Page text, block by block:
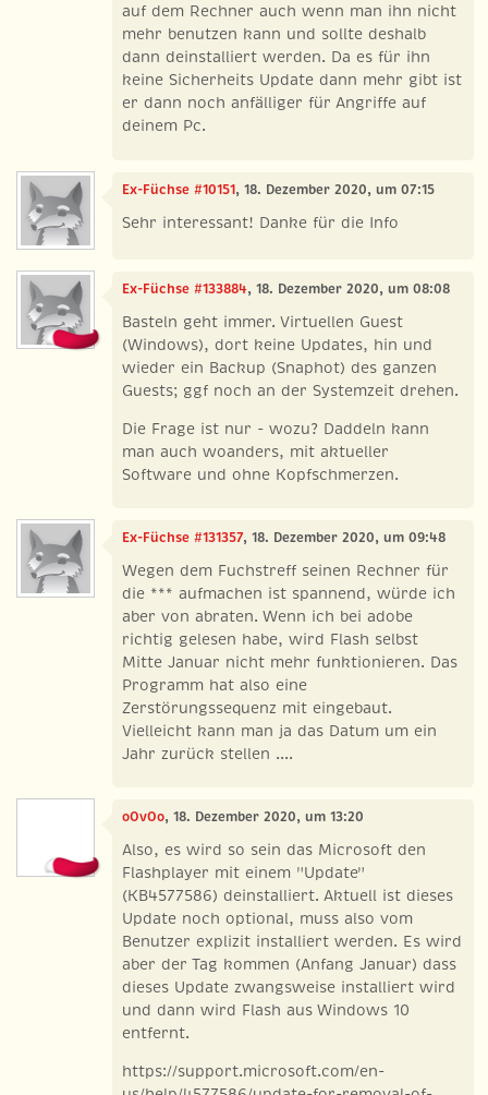
auf dem Rechner auch wenn man ihn nicht
mehr benutzen kann und sollte deshalb
dann deinstalliert werden. Da es für ihn
keine Sicherheits Update dann mehr gibt ist
er dann noch anfälliger für Angriffe auf
deinem Pc.
Ex-Füchse #10151, 18. Dezember 2020, um 07:15
Sehr interessant! Danke für die Info
Ex-Füchse #133884, 18. Dezember 2020, um 08:08
Basteln geht immer. Virtuellen Guest
(Windows), dort keine Updates, hin und
wieder ein Backup (Snaphot) des ganzen
Guests; ggf noch an der Systemzeit drehen.
Die Frage ist nur - wozu? Daddeln kann
man auch woanders, mit aktueller
Software und ohne Kopfschmerzen.
Ex-Füchse #131357, 18. Dezember 2020, um 09:48
Wegen dem Fuchstreff seinen Rechner für
die *** aufmachen ist spannend, würde ich
aber von abraten. Wenn ich bei adobe
richtig gelesen habe, wird Flash selbst
Mitte Januar nicht mehr funktionieren. Das
Programm hat also eine
Zerstörungssequenz mit eingebaut.
Vielleicht kann man ja das Datum um ein
Jahr zurück stellen ....
oOvOo, 18. Dezember 2020, um 13:20
Also, es wird so sein das Microsoft den
Flashplayer mit einem "Update"
(KB4577586) deinstalliert. Aktuell ist dieses
Update noch optional, muss also vom
Benutzer explizit installiert werden. Es wird
aber der Tag kommen (Anfang Januar) dass
dieses Update zwangsweise installiert wird
und dann wird Flash aus Windows 10
entfernt.
https://support.microsoft.com/en-